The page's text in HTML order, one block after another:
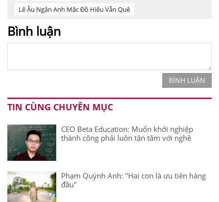
Lê Âu Ngân Anh Mặc Đồ Hiệu Vẫn Quê
Bình luận
BÌNH LUẬN
TIN CÙNG CHUYÊN MỤC
CEO Beta Education: Muốn khởi nghiệp
thành công phải luôn tận tâm với nghề
Phạm Quỳnh Anh: "Hai con là ưu tiên hàng
đầu"